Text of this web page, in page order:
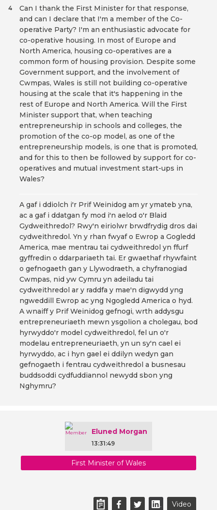
Can I thank the First Minister for that response,
and can I declare that I'm a member of the Co-
operative Party? I'm an enthusiastic advocate for
co-operative housing. In most of Europe and
North America, housing co-operatives are a
common form of housing provision. Despite some
Government support, and the involvement of
Cwmpas, Wales is still not building co-operative
housing at the scale that it's happening in the
rest of Europe and North America. Will the First
Minister support that, when teaching
entrepreneurship in schools and colleges, the
promotion of the co-op model, as one of the
entrepreneurship models, is one that is promoted,
and for this to then be followed by support for co-
operatives and mutual investment start-ups in
Wales?
4
A gaf i ddiolch i'r Prif Weinidog am yr ymateb yna,
ac a gaf i ddatgan fy mod i'n aelod o'r Blaid
Gydweithredol? Rwy'n eiriolwr brwdfrydig dros dai
cydweithredol. Yn y rhan fwyaf o Ewrop a Gogledd
America, mae mentrau tai cydweithredol yn ffurf
gyffredin o ddarpariaeth tai. Er gwaethaf rhywfaint
o gefnogaeth gan y Llywodraeth, a chyfranogiad
Cwmpas, nid yw Cymru yn adeiladu tai
cydweithredol ar y raddfa y mae'n digwydd yng
ngweddill Ewrop ac yng Ngogledd America o hyd.
A wnaiff y Prif Weinidog gefnogi, wrth addysgu
entrepreneuriaeth mewn ysgolion a cholegau, bod
hyrwyddo'r model cydweithredol, fel un o'r
modelau entrepreneuriaeth, yn un sy'n cael ei
hyrwyddo, ac i hyn gael ei ddilyn wedyn gan
gefnogaeth i fentrau cydweithredol a busnesau
buddsoddi cydfuddiannol newydd sbon yng
Nghymru?
Eluned Morgan
13:31:49
First Minister of Wales
Video